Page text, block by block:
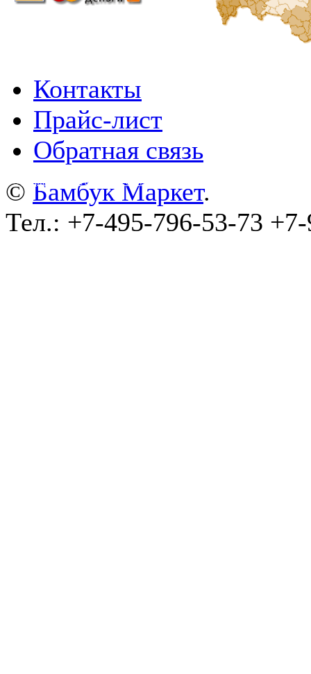
Контакты
Прайс-лист
Обратная связь
© wa-plugins.ru - Разработка сайта
© Бамбук Маркет.
Тел.: +7-495-796-53-73